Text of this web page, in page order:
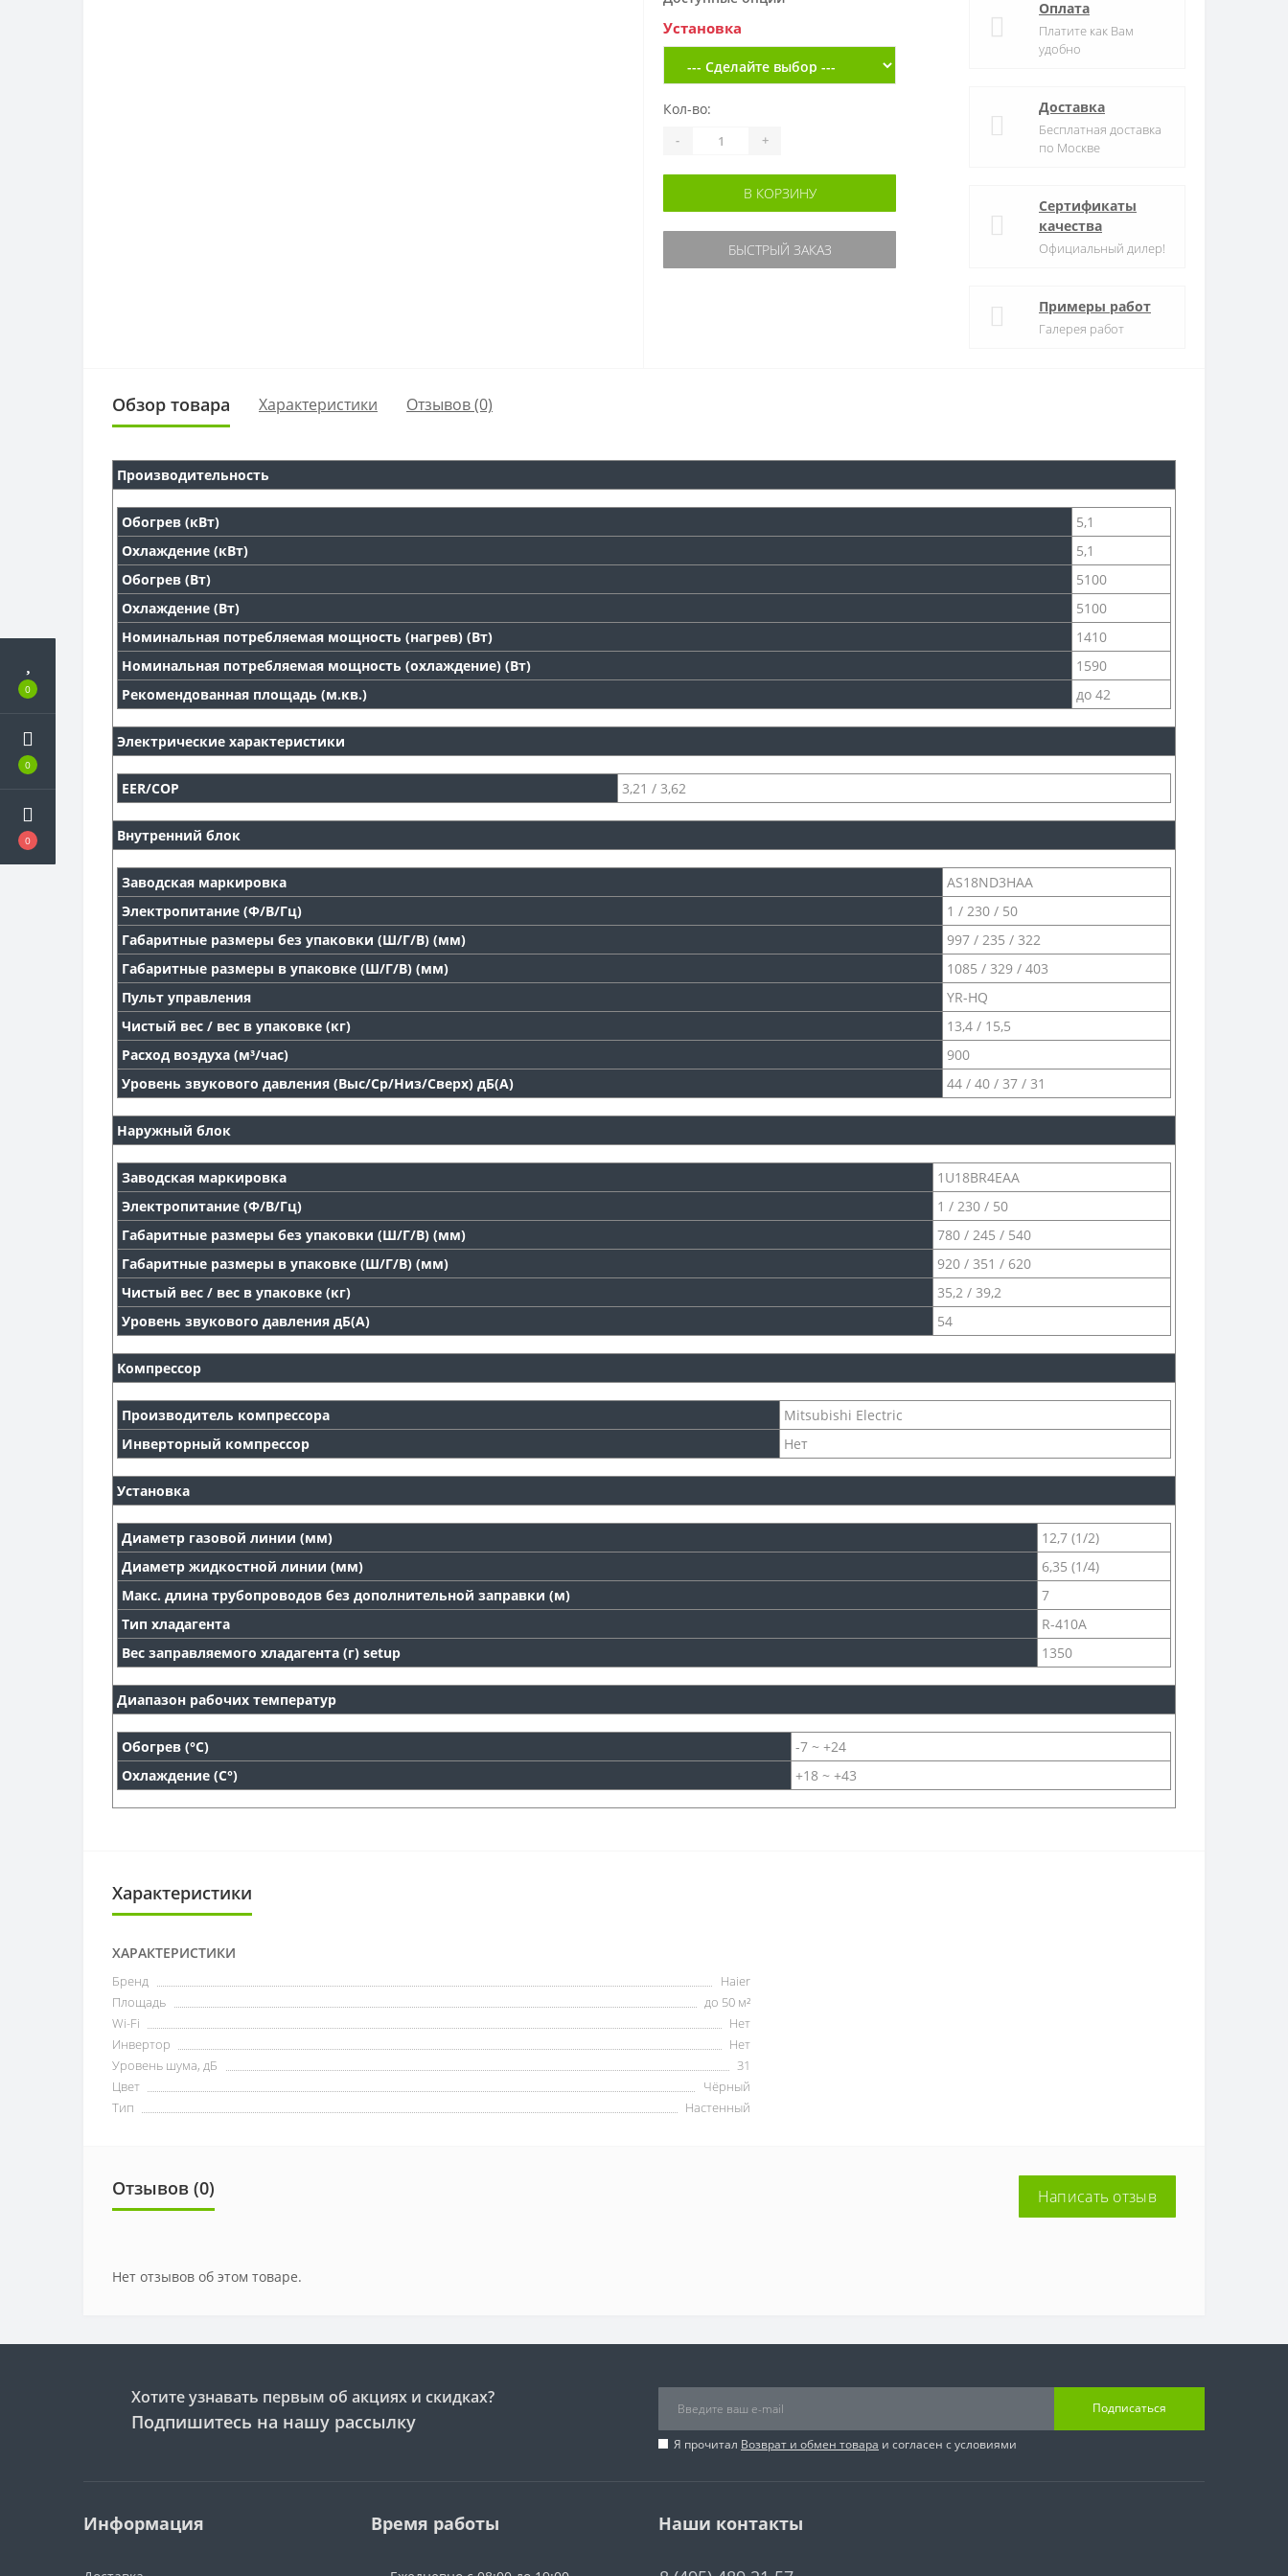
0
0
0
Установка
Кол-во:
- +
В КОРЗИНУ
БЫСТРЫЙ ЗАКАЗ
Оплата
Платите как Вам
удобно
Доставка
Бесплатная доставка
по Москве
Сертификаты
качества
Официальный дилер!
Примеры работ
Галерея работ
Обзор товара Характеристики Отзывов (0)
Производительность
Обогрев (кВт)
5,1
Охлаждение (кВт)
5,1
Обогрев (Вт)
5100
Охлаждение (Вт)
5100
Номинальная потребляемая мощность (нагрев) (Вт)
1410
Номинальная потребляемая мощность (охлаждение) (Вт)
1590
Рекомендованная площадь (м.кв.)
до 42
Электрические характеристики
EER/COP 3,21 / 3,62
Внутренний блок
Заводская маркировка
AS18ND3HAA
Электропитание (Ф/В/Гц)
1 / 230 / 50
Габаритные размеры без упаковки (Ш/Г/В) (мм)
997 / 235 / 322
Габаритные размеры в упаковке (Ш/Г/В) (мм)
1085 / 329 / 403
Пульт управления
YR-HQ
Чистый вес / вес в упаковке (кг)
13,4 / 15,5
Расход воздуха (м³/час)
900
Уровень звукового давления (Выс/Ср/Низ/Сверх) дБ(А)
44 / 40 / 37 / 31
Наружный блок
Заводская маркировка
1U18BR4EAA
Электропитание (Ф/В/Гц)
1 / 230 / 50
Габаритные размеры без упаковки (Ш/Г/В) (мм)
780 / 245 / 540
Габаритные размеры в упаковке (Ш/Г/В) (мм)
920 / 351 / 620
Чистый вес / вес в упаковке (кг)
35,2 / 39,2
Уровень звукового давления дБ(А)
54
Компрессор
Производитель компрессора
Mitsubishi Electric
Инверторный компрессор
Нет
Установка
Диаметр газовой линии (мм)
12,7 (1/2)
Диаметр жидкостной линии (мм)
6,35 (1/4)
Макс. длина трубопроводов без дополнительной заправки (м)
7
Тип хладагента
R-410A
Вес заправляемого хладагента (г) setup
1350
Диапазон рабочих температур
Обогрев (°С)
-7 ~ +24
Охлаждение (С°)
+18 ~ +43
Характеристики
ХАРАКТЕРИСТИКИ
Бренд
Haier
Площадь
до 50 м²
Wi-Fi
Нет
Инвертор
Нет
Уровень шума, дБ
31
Цвет
Чёрный
Тип
Настенный
Отзывов (0) Написать отзыв
Нет отзывов об этом товаре.
Хотите узнавать первым об акциях и скидках?
Подпишитесь на нашу рассылку
Подписаться
Я прочитал Возврат и обмен товара и согласен с условиями
Информация Время работы Наши контакты